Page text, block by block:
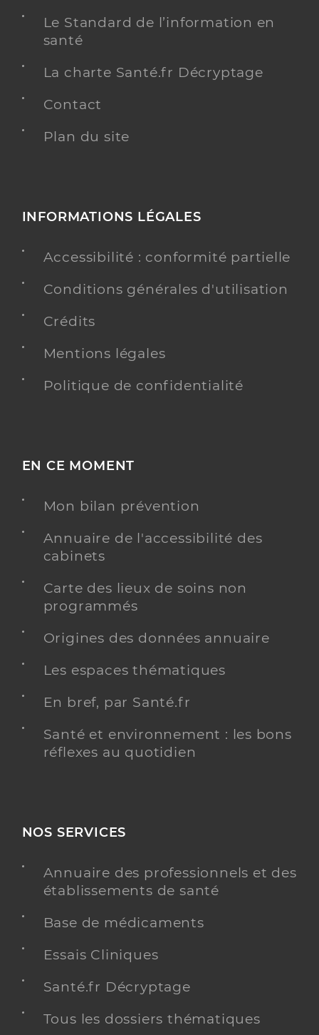
Le Standard de l’information en
santé
La charte Santé.fr Décryptage
Contact
Plan du site
INFORMATIONS LÉGALES
Accessibilité : conformité partielle
Conditions générales d'utilisation
Crédits
Mentions légales
Politique de confidentialité
EN CE MOMENT
Mon bilan prévention
Annuaire de l'accessibilité des
cabinets
Carte des lieux de soins non
programmés
Origines des données annuaire
Les espaces thématiques
En bref, par Santé.fr
Santé et environnement : les bons
réflexes au quotidien
NOS SERVICES
Annuaire des professionnels et des
établissements de santé
Base de médicaments
Essais Cliniques
Santé.fr Décryptage
Tous les dossiers thématiques